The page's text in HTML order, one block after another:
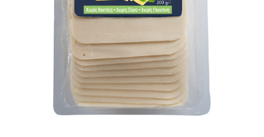
CONDIMENTE
CEAIURI GRECEȘTI
CIOCOLATĂ ȘI CACAO
HEALTHY SNACKS
SUPERALIMENTE
PRODUSE ECO / ORGANICE